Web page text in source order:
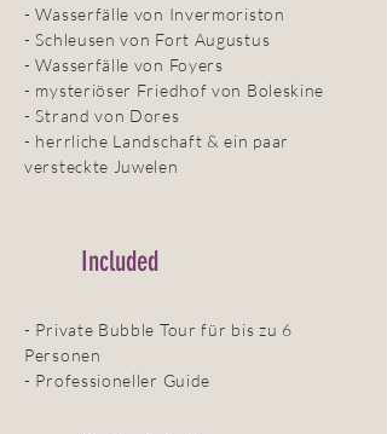
- Wasserfälle von Invermoriston
- Schleusen von Fort Augustus
- Wasserfälle von Foyers
- mysteriöser Friedhof von Boleskine
- Strand von Dores
- herrliche Landschaft & ein paar
versteckte Juwelen
Included
- Private Bubble Tour für bis zu 6
Personen
- Professioneller Guide